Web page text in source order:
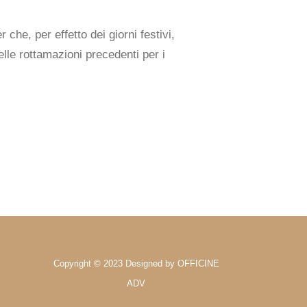
che, per effetto dei giorni festivi,
rottamazioni precedenti per i
Copyright © 2023 Designed by OFFICINE
ADV